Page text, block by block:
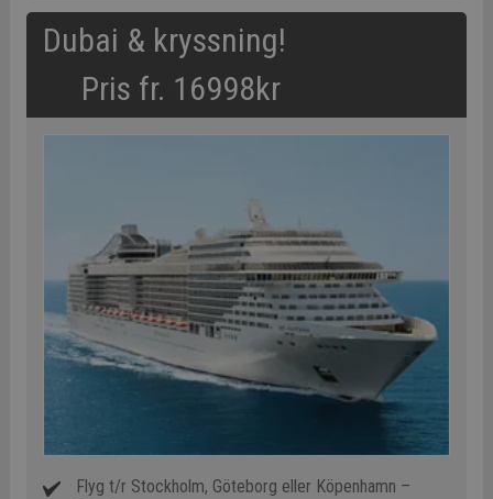
Dubai & kryssning!
Pris fr. 16998kr
Flyg t/r Stockholm, Göteborg eller Köpenhamn –